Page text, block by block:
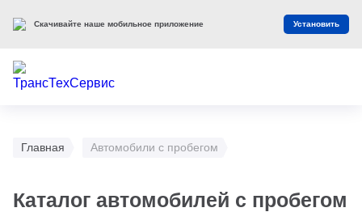
Главная Автомобили с пробегом
Каталог автомобилей с пробегом
Скачивайте наше мобильное приложение Установить